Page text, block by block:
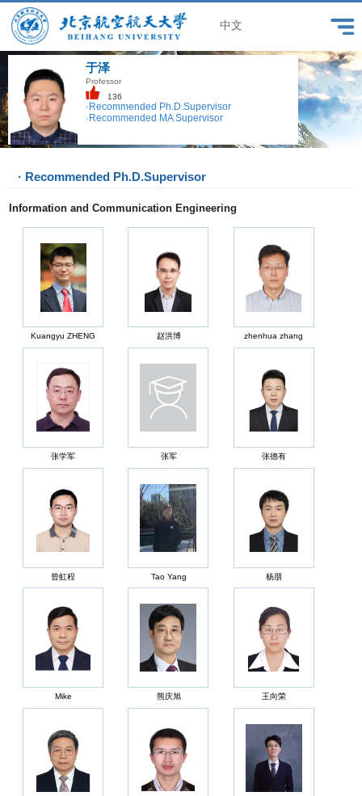
中文
于泽
Professor
136
·Recommended Ph.D.Supervisor
·Recommended MA Supervisor
· Recommended Ph.D.Supervisor
Information and Communication Engineering
Kuangyu ZHENG 赵洪博 zhenhua zhang
张学军 张军 张德有
曾虹程 Tao Yang 杨朋
Mike 熊庆旭 王向荣